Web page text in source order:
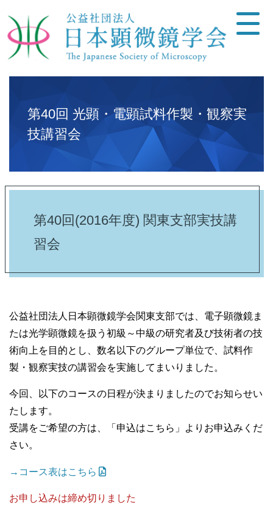
第40回 光顕・電顕試料作製・観察実
技講習会
第40回(2016年度) 関東支部実技講
習会
公益社団法人日本顕微鏡学会関東支部では、電子顕微鏡ま
たは光学顕微鏡を扱う初級～中級の研究者及び技術者の技
術向上を目的とし、数名以下のグループ単位で、試料作
製・観察実技の講習会を実施してまいりました。
今回、以下のコースの日程が決まりましたのでお知らせい
たします。
受講をご希望の方は、「申込はこちら」よりお申込みくだ
さい。
→コース表はこちら
お申し込みは締め切りました